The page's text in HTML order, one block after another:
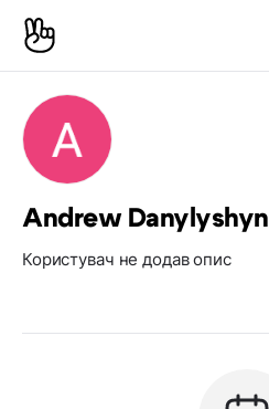
Andrew Danylyshyn
Користувач не додав опис